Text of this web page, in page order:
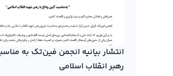
انتشار بیانیه انجمن فین‌تک به
رهبر انقلاب اسلامی